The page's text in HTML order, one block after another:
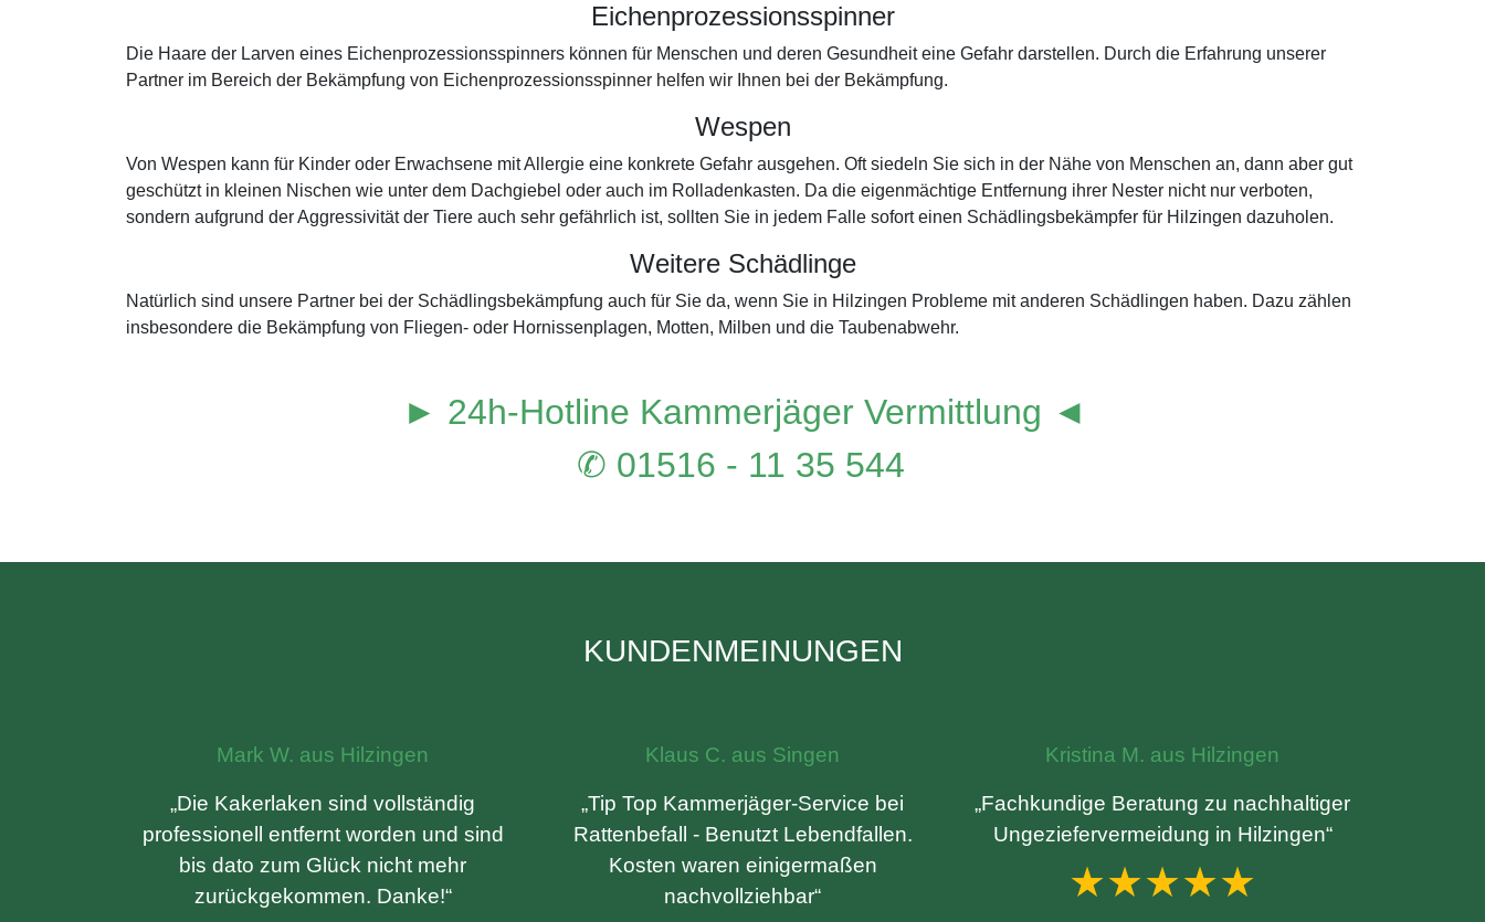
Eichenprozessionsspinner
Die Haare der Larven eines Eichenprozessionsspinners können für Menschen und deren Gesundheit eine Gefahr darstellen. Durch die Erfahrung unserer
Partner im Bereich der Bekämpfung von Eichenprozessionsspinner helfen wir Ihnen bei der Bekämpfung.
Wespen
Von Wespen kann für Kinder oder Erwachsene mit Allergie eine konkrete Gefahr ausgehen. Oft siedeln Sie sich in der Nähe von Menschen an, dann aber gut
geschützt in kleinen Nischen wie unter dem Dachgiebel oder auch im Rolladenkasten. Da die eigenmächtige Entfernung ihrer Nester nicht nur verboten,
sondern aufgrund der Aggressivität der Tiere auch sehr gefährlich ist, sollten Sie in jedem Falle sofort einen Schädlingsbekämpfer für Hilzingen dazuholen.
Weitere Schädlinge
Natürlich sind unsere Partner bei der Schädlingsbekämpfung auch für Sie da, wenn Sie in Hilzingen Probleme mit anderen Schädlingen haben. Dazu zählen
insbesondere die Bekämpfung von Fliegen- oder Hornissenplagen, Motten, Milben und die Taubenabwehr.
► 24h-Hotline Kammerjäger Vermittlung ◄
✆ 01516 - 11 35 544
KUNDENMEINUNGEN
Mark W. aus Hilzingen
„Die Kakerlaken sind vollständig
professionell entfernt worden und sind
bis dato zum Glück nicht mehr
zurückgekommen. Danke!“
Klaus C. aus Singen
„Tip Top Kammerjäger-Service bei
Rattenbefall - Benutzt Lebendfallen.
Kosten waren einigermaßen
nachvollziehbar“
Kristina M. aus Hilzingen
„Fachkundige Beratung zu nachhaltiger
Ungeziefervermeidung in Hilzingen“
★★★★★